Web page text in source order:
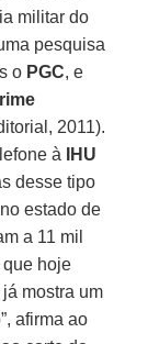
militar do
pesquisa
o PGC, e
2011).
à
IHU
desse tipo
estado de
a 11 mil
que hoje
mostra um
afirma ao